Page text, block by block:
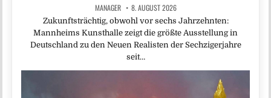
MANAGER 8. AUGUST 2026
Zukunftsträchtig, obwohl vor sechs Jahrzehnten:
Mannheims Kunsthalle zeigt die größte Ausstellung in
Deutschland zu den Neuen Realisten der Sechzigerjahre
seit…